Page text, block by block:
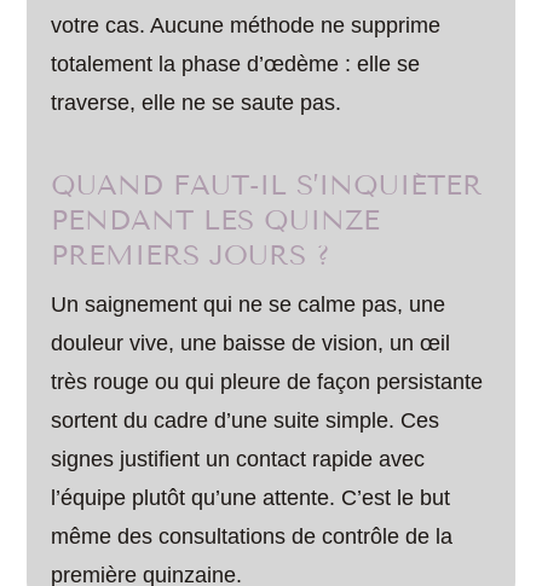
votre cas. Aucune méthode ne supprime
totalement la phase d’œdème : elle se
traverse, elle ne se saute pas.
QUAND FAUT-IL S’INQUIÉTER
PENDANT LES QUINZE
PREMIERS JOURS ?
Un saignement qui ne se calme pas, une
douleur vive, une baisse de vision, un œil
très rouge ou qui pleure de façon persistante
sortent du cadre d’une suite simple. Ces
signes justifient un contact rapide avec
l’équipe plutôt qu’une attente. C’est le but
même des consultations de contrôle de la
première quinzaine.